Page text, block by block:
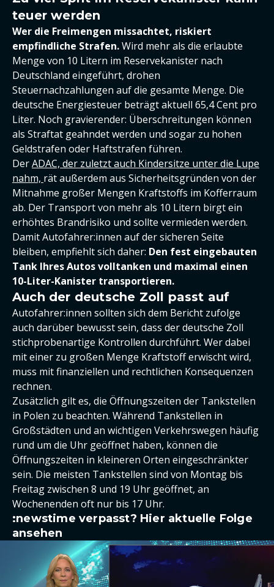
teuer werden
Wer die Freimengen missachtet, riskiert
empfindliche Strafen.Wird mehr als die erlaubte
Menge von 10 Litern im Reservekanister nach
Deutschland eingeführt, drohen
Steuernachzahlungen auf die gesamte Menge. Die
deutsche Energiesteuer beträgt aktuell 65,4 Cent pro
Liter. Noch gravierender: Überschreitungen können
als Straftat geahndet werden und sogar zu hohen
Geldstrafen oder Haftstrafen führen.
DerADAC, der zuletzt auch Kindersitze unter die Lupe
nahm, rät außerdem aus Sicherheitsgründen von der
Mitnahme großer Mengen Kraftstoffs im Kofferraum
ab. Der Transport von mehr als 10 Litern birgt ein
erhöhtes Brandrisiko und sollte vermieden werden.
Damit Autofahrer:innen auf der sicheren Seite
bleiben, empfiehlt sich daher: Den fest eingebauten
Tank Ihres Autos volltanken und maximal einen
10-Liter-Kanister transportieren.
Auch der deutsche Zoll passt auf
Autofahrer:innen sollten sich dem Bericht zufolge
auch darüber bewusst sein, dass der deutsche Zoll
stichprobenartige Kontrollen durchführt. Wer dabei
mit einer zu großen Menge Kraftstoff erwischt wird,
muss mit finanziellen und rechtlichen Konsequenzen
rechnen.
Zusätzlich gilt es, die Öffnungszeiten der Tankstellen
in Polen zu beachten. Während Tankstellen in
Großstädten und an wichtigen Verkehrswegen häufig
rund um die Uhr geöffnet haben, können die
Öffnungszeiten in kleineren Orten eingeschränkter
sein. Die meisten Tankstellen sind von Montag bis
Freitag zwischen 8 und 19 Uhr geöffnet, an
Wochenenden oft nur bis 17 Uhr.
:newstime verpasst? Hier aktuelle Folge
ansehen